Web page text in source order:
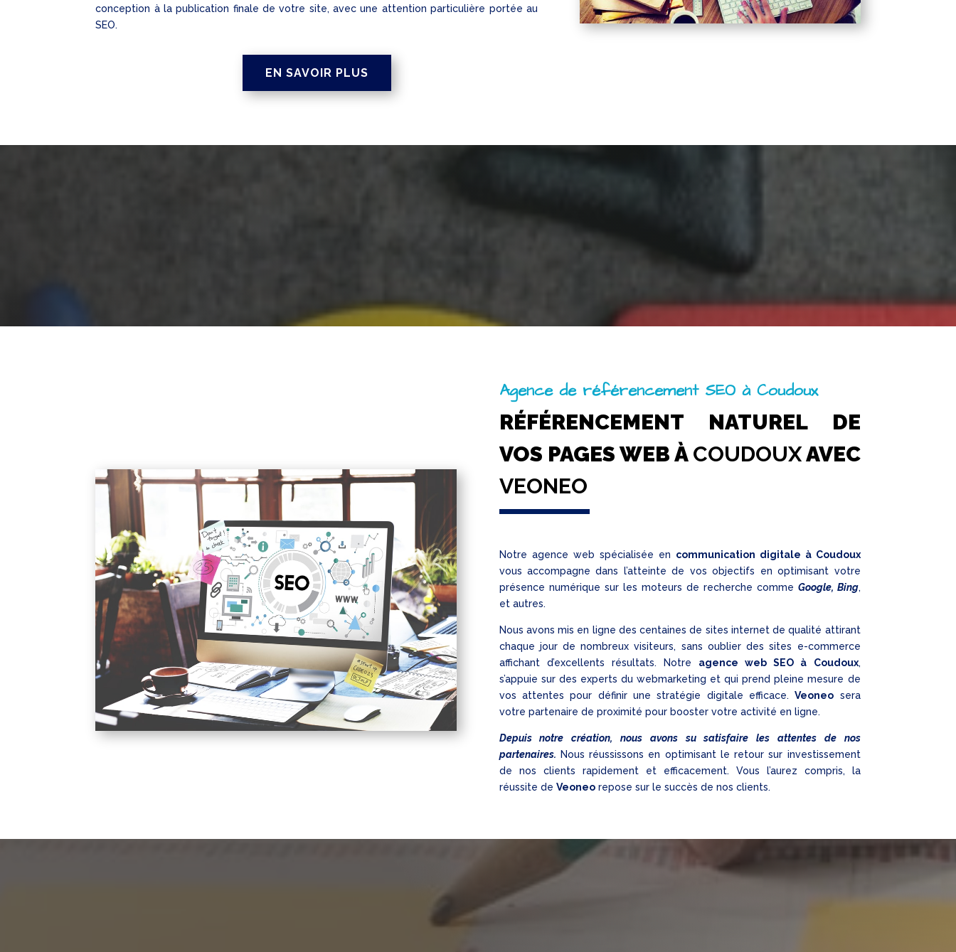
conception à la publication finale de votre site, avec une attention particulière portée au
SEO.
EN SAVOIR PLUS
Agence de référencement SEO à Coudoux
RÉFÉRENCEMENT NATUREL DE
VOS PAGES WEB À COUDOUXAVEC
VEONEO
Notre agence web spécialisée en communication digitale à Coudoux
vous accompagne dans l’atteinte de vos objectifs en optimisant votre
présence numérique sur les moteurs de recherche comme Google, Bing,
et autres.
Nous avons mis en ligne des centaines de sites internet de qualité attirant
chaque jour de nombreux visiteurs, sans oublier des sites e-commerce
affichant d’excellents résultats. Notre agence web SEO à Coudoux,
s’appuie sur des experts du webmarketing et qui prend pleine mesure de
vos attentes pour définir une stratégie digitale efficace.Veoneo sera
votre partenaire de proximité pour booster votre activité en ligne.
Depuis notre création, nous avons su satisfaire les attentes de nos
partenaires. Nous réussissons en optimisant le retour sur investissement
de nos clients rapidement et efficacement. Vous l’aurez compris, la
réussite de Veoneorepose sur le succès de nos clients.